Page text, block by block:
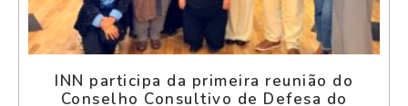
INN participa da primeira reunião do
Conselho Consultivo de Defesa do